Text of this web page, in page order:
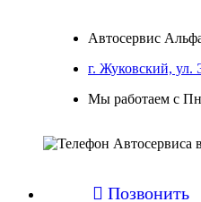
Автосервис
г. Жуковский, ул.
Мы работаем с
 Позвонить